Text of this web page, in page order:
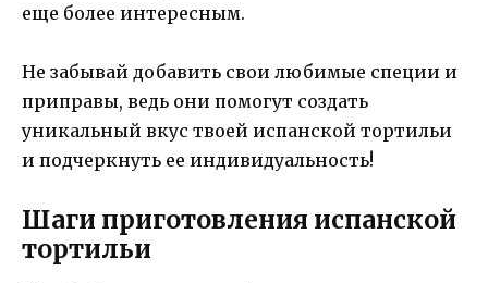
еще более интересным.
Не забывай добавить свои любимые специи и
приправы, ведь они помогут создать
уникальный вкус твоей испанской тортильи
и подчеркнуть ее индивидуальность!
Шаги приготовления испанской
тортильи